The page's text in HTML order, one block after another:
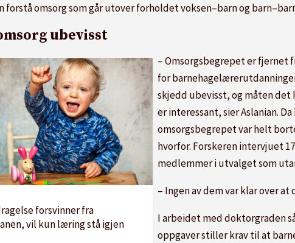
forstå omsorg som går utover forholdet voksen–barn og
ubevisst
forsvinner fra
vil kun læring stå igjen
– Omsorgsbegrepet er fjernet
for
skjedd ubevisst, og måten det
er interessant, sier Aslanian.
omsorgsbegrepet var helt
hvorfor. Forskeren intervjuet
medlemmer i utvalget som
– Ingen av dem var klar over
I arbeidet med doktorgraden
oppgaver stiller krav til at